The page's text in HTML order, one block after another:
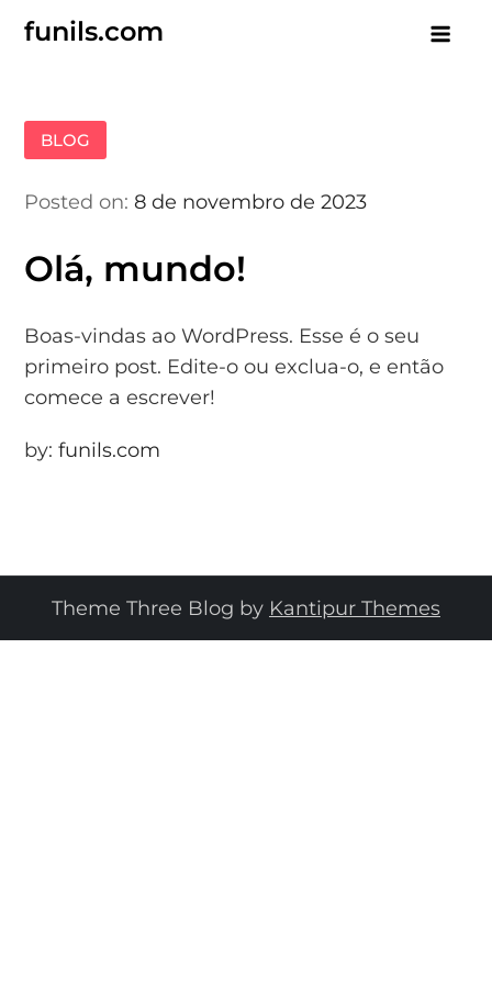
funils.com
BLOG
Posted on:8 de novembro de 2023
Olá, mundo!
Boas-vindas ao WordPress. Esse é o seu
primeiro post. Edite-o ou exclua-o, e então
comece a escrever!
by:funils.com
Theme Three Blog by Kantipur Themes